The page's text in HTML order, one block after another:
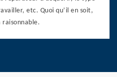
etc. Quoi qu’il en soit,
raisonnable.